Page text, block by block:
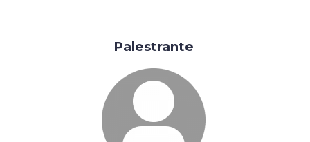
Palestrante